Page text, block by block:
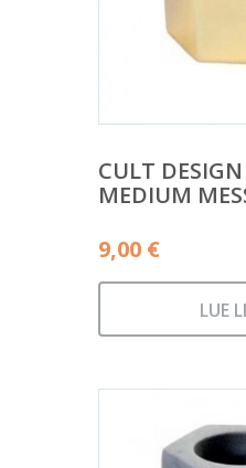
CULT
MEDIUM
9,00 €
LUE